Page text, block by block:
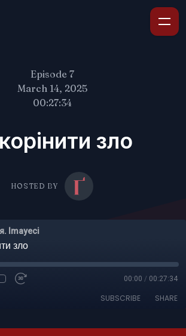
Episode 7
March 14, 2025
00:27:34
зло
HOSTED BY
Imayeci
зло
00:00 / 00:27:34
SUBSCRIBE SHARE